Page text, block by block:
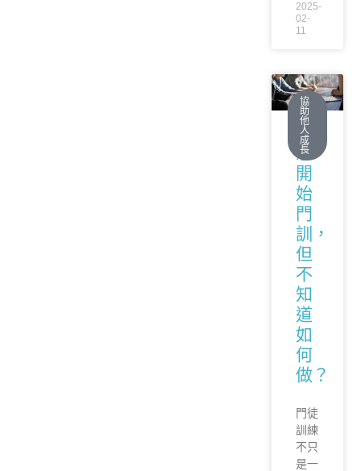
2025-
02-
11
協
助
他
人
成
長
想
開
始
門
訓，
但
不
知
道
如
何
做？
門徒
訓練
不只
是一